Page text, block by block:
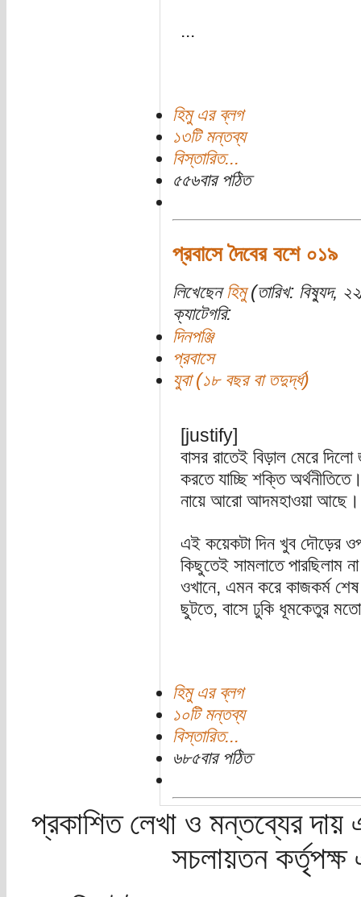
...
হিমু এর ব্লগ
১৩টি মন্তব্য
বিস্তারিত...
৫৫৬বার পঠিত
প্রবাসে দৈবের বশে ০১৯
লিখেছেনহিমু(তারিখ: বিষ্যুদ,
ক্যাটেগরি:
দিনপঞ্জি
প্রবাসে
যুবা (১৮ বছর বা তদুর্দ্ধ)
[justify]
বাসর রাতেই বিড়াল মেরে
করতে যাচ্ছি শক্তি
নায়ে আরো আদমহাওয়া আছে।
এই কয়েকটা দিন খুব দৌড়ের
কিছুতেই সামলাতে পারছিলাম
ওখানে, এমন করে কাজকর্ম
ছুটতে, বাসে ঢুকি ধূমকেতুর
হিমু এর ব্লগ
১০টি মন্তব্য
বিস্তারিত...
৬৮৫বার পঠিত
প্রকাশিত লেখা ও মন্তব্যের দায়
সচলায়তন